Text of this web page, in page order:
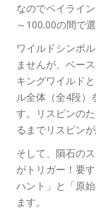
なのでペイライ
～100.00の間で
ワイルドシンボ
ませんが、ベー
キングワイルド
ル全体（全4段）
す。リスピンの
るまでリスピン
そして、隕石の
がトリガー！要
ハント」と「原
ます。